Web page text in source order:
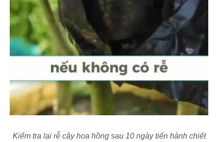
Kiểm tra lại rễ cây hoa hồng sau 10 ngày tiến hành chiết